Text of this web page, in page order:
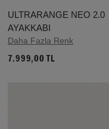
ULTRARANGE NEO 2.0
AYAKKABI
Daha Fazla Renk
7.999,00 TL